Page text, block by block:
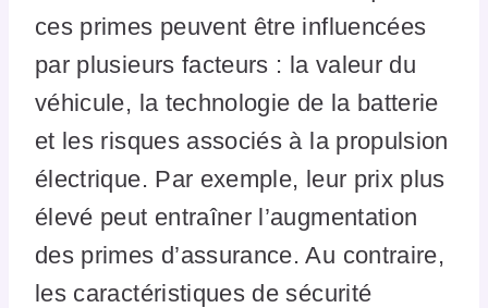
ces primes peuvent être influencées
par plusieurs facteurs : la valeur du
véhicule, la technologie de la batterie
et les risques associés à la propulsion
électrique. Par exemple, leur prix plus
élevé peut entraîner l’augmentation
des primes d’assurance. Au contraire,
les caractéristiques de sécurité